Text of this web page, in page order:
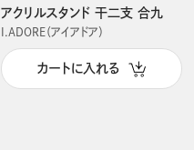
アクリルスタンド 干二支 合九
I.ADORE（アイアドア）
カートに入れる